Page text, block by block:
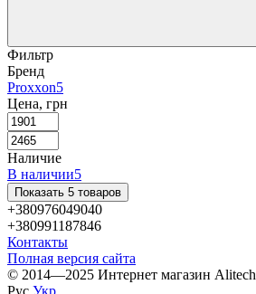
Фильтр
Бренд
Proxxon5
Цена, грн
Наличие
В наличии5
Показать 5 товаров
+380976049040
+380991187846
Контакты
Полная версия сайта
© 2014—2025 Интернет магазин Alitech
Рус Укр